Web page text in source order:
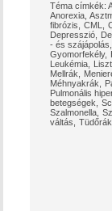
Téma címkék:
Anorexia
fibrózis
CML
Depresszió
- és szájápolás
Gyomorfekély
Leukémia
Mellrák
Méhnyakrák
Pulmonális
betegségek
Szalmonella
váltás
Tüdőrák